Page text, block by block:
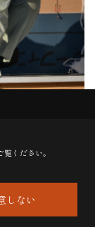
覧ください。
しない